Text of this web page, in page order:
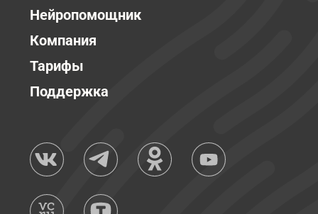
Нейропомощник
Компания
Тарифы
Поддержка